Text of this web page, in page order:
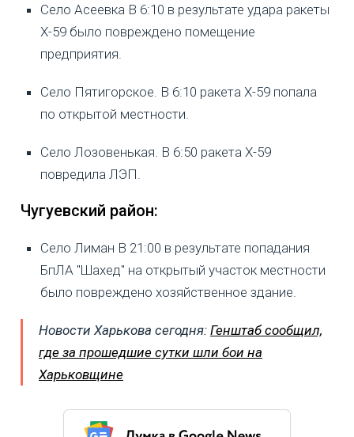
Село Асеевка В 6:10 в результате удара ракеты
Х-59 было повреждено помещение
предприятия.
Село Пятигорское. В 6:10 ракета Х-59 попала
по открытой местности.
Село Лозовенькая. В 6:50 ракета Х-59
повредила ЛЭП.
Чугуевский район:
Село Лиман В 21:00 в результате попадания
БпЛА "Шахед" на открытый участок местности
было повреждено хозяйственное здание.
Новости Харькова сегодня: Генштаб сообщил,
где за прошедшие сутки шли бои на
Харьковщине